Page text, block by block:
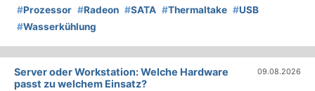
#Prozessor #Radeon #SATA #Thermaltake #USB
#Wasserkühlung
Server oder Workstation: Welche Hardware
passt zu welchem Einsatz?
09.08.2026